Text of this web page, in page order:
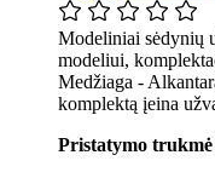
Modeliniai sėdynių
modeliui,
Medžiaga -
komplektą įeina
Pristatymo trukmė